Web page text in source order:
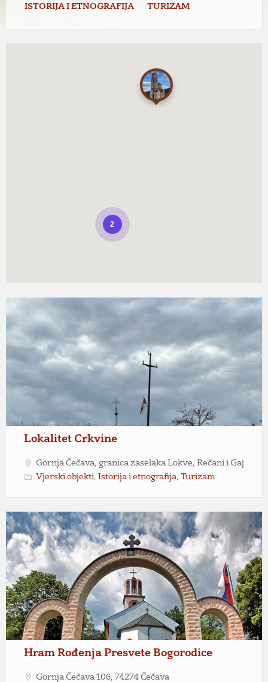
ISTORIJA I ETNOGRAFIJA TURIZAM
2
Lokalitet Crkvine
Gornja Čečava, granica zaselaka Lokve, Rečani i Gaj
Vjerski objekti, Istorija i etnografija, Turizam
Hram Rođenja Presvete Bogorodice
Gornja Čečava 106, 74274 Čečava